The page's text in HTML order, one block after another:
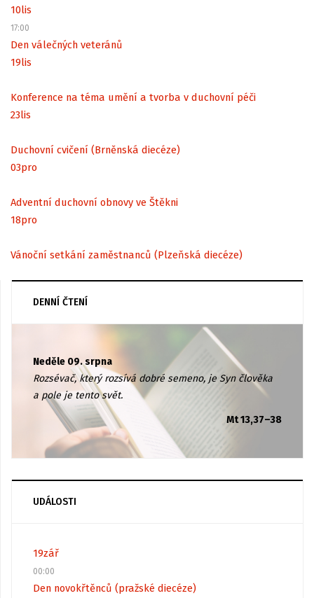
10lis
17:00
Den válečných veteránů
19lis
Konference na téma umění a tvorba v duchovní péči
23lis
Duchovní cvičení (Brněnská diecéze)
03pro
Adventní duchovní obnovy ve Štěkni
18pro
Vánoční setkání zaměstnanců (Plzeňská diecéze)
DENNÍ ČTENÍ
Neděle 09. srpna
Rozsévač, který rozsívá dobré semeno, je Syn člověka
a pole je tento svět.
Mt 13,37–38
UDÁLOSTI
19zář
00:00
Den novokřtěnců (pražské diecéze)